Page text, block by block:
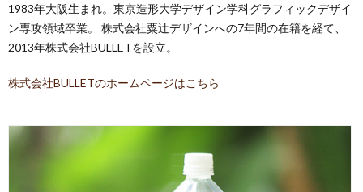
1983年大阪生まれ。東京造形大学デザイン学科グラフィックデザイ
ン専攻領域卒業。 株式会社粟辻デザインへの7年間の在籍を経て、
2013年株式会社BULLETを設立。
株式会社BULLETのホームページはこちら